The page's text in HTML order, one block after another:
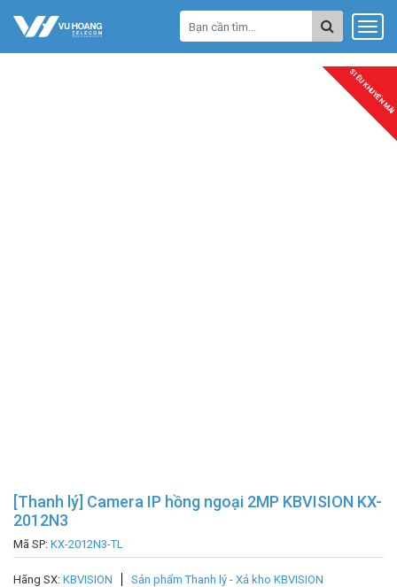
SIÊU KHUYẾN MÃI
[Thanh lý] Camera IP hồng ngoại 2MP KBVISION KX-
2012N3
Mã SP: KX-2012N3-TL
Hãng SX: KBVISION Sản phẩm Thanh lý - Xả kho KBVISION